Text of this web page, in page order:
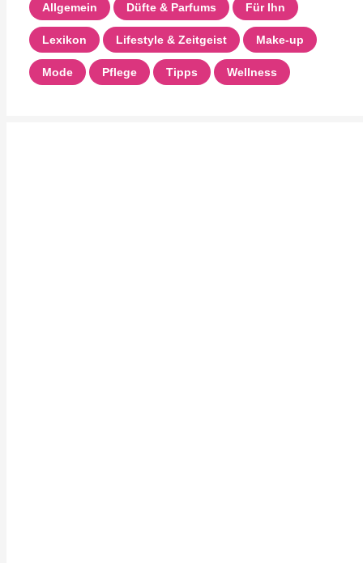
Allgemein Düfte & Parfums Für Ihn
Lexikon Lifestyle & Zeitgeist Make-up
Mode Pflege Tipps Wellness